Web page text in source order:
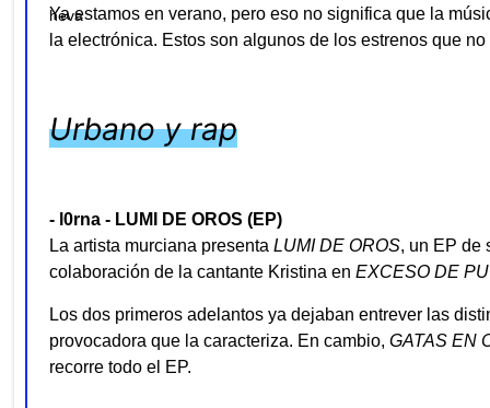
Ya estamos en verano, pero eso no significa que la
la electrónica. Estos son algunos de los estrenos que
Urbano y rap
- l0rna - LUMI DE OROS (EP)
La artista murciana presenta LUMI DE OROS, un EP de
colaboración de la cantante Kristina en EXCESO DE
Los dos primeros adelantos ya dejaban entrever las
provocadora que la caracteriza. En cambio, GATAS EN
recorre todo el EP.